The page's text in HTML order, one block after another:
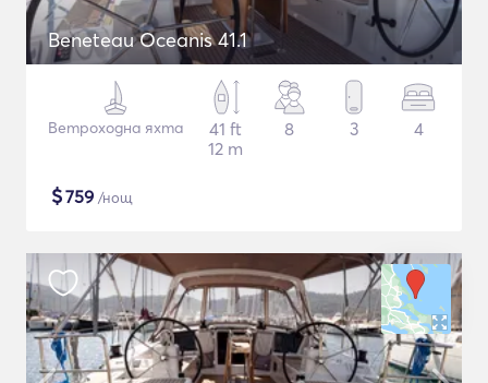
Beneteau Oceanis 41.1
Ветроходна яхта
41 ft
12 m
8 3 4
$759 /нощ